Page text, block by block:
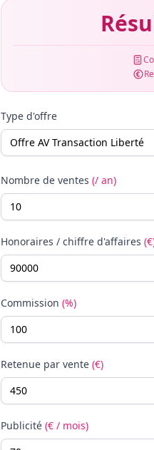
Type d'offre
Nombre de ventes (/ an)
Honoraires / chiffre d'affaires
Commission (%)
Retenue par vente (€)
Publicité (€ / mois)